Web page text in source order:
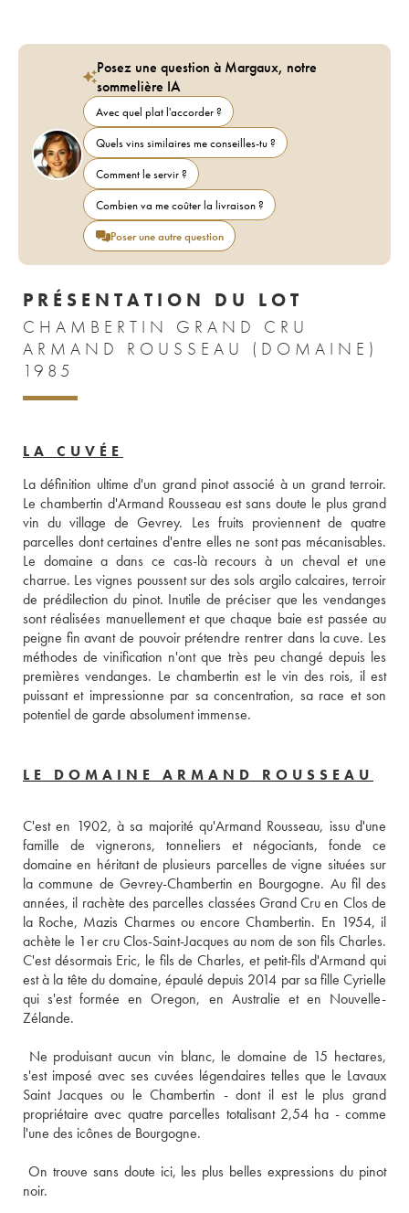
Posez une question à Margaux, notre
sommelière IA
Avec quel plat l'accorder ?
Quels vins similaires me conseilles-tu ?
Comment le servir ?
Combien va me coûter la livraison ?
Poser une autre question
PRÉSENTATION DU LOT
CHAMBERTIN GRAND CRU
ARMAND ROUSSEAU (DOMAINE)
1985
LA CUVÉE
La définition ultime d'un grand pinot associé à un grand terroir.
Le chambertin d'Armand Rousseau est sans doute le plus grand
vin du village de Gevrey. Les fruits proviennent de quatre
parcelles dont certaines d'entre elles ne sont pas mécanisables.
Le domaine a dans ce cas-là recours à un cheval et une
charrue. Les vignes poussent sur des sols argilo calcaires, terroir
de prédilection du pinot. Inutile de préciser que les vendanges
sont réalisées manuellement et que chaque baie est passée au
peigne fin avant de pouvoir prétendre rentrer dans la cuve. Les
méthodes de vinification n'ont que très peu changé depuis les
premières vendanges. Le chambertin est le vin des rois, il est
puissant et impressionne par sa concentration, sa race et son
LE DOMAINE ARMAND ROUSSEAU
C'est en 1902, à sa majorité qu'Armand Rousseau, issu d'une
famille de vignerons, tonneliers et négociants, fonde ce
domaine en héritant de plusieurs parcelles de vigne situées sur
la commune de Gevrey-Chambertin en Bourgogne. Au fil des
années, il rachète des parcelles classées Grand Cru en Clos de
la Roche, Mazis Charmes ou encore Chambertin. En 1954, il
achète le 1er cru Clos-Saint-Jacques au nom de son fils Charles.
C'est désormais Eric, le fils de Charles, et petit-fils d'Armand qui
est à la tête du domaine, épaulé depuis 2014 par sa fille Cyrielle
qui s'est formée en Oregon, en Australie et en Nouvelle-
Zélande.
Ne produisant aucun vin blanc, le domaine de 15 hectares,
s'est imposé avec ses cuvées légendaires telles que le Lavaux
Saint Jacques ou le Chambertin - dont il est le plus grand
propriétaire avec quatre parcelles totalisant 2,54 ha - comme
l'une des icônes de Bourgogne.
On trouve sans doute ici, les plus belles expressions du pinot
noir.